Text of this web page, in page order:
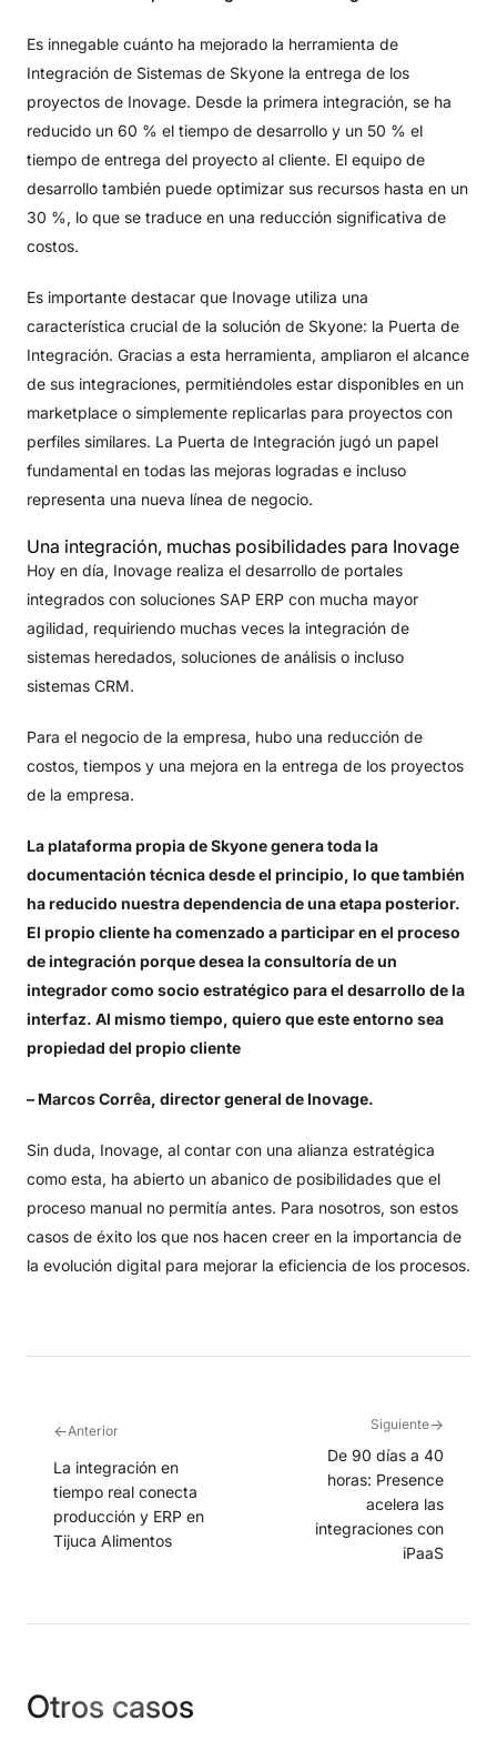
Es innegable cuánto ha mejorado la herramienta de
Integración de Sistemas de Skyone la entrega de los
proyectos de Inovage. Desde la primera integración, se ha
reducido un 60 % el tiempo de desarrollo y un 50 % el
tiempo de entrega del proyecto al cliente. El equipo de
desarrollo también puede optimizar sus recursos hasta en un
30 %, lo que se traduce en una reducción significativa de
costos.
Es importante destacar que Inovage utiliza una
característica crucial de la solución de Skyone: la Puerta de
Integración. Gracias a esta herramienta, ampliaron el alcance
de sus integraciones, permitiéndoles estar disponibles en un
marketplace o simplemente replicarlas para proyectos con
perfiles similares. La Puerta de Integración jugó un papel
fundamental en todas las mejoras logradas e incluso
representa una nueva línea de negocio.
Una integración, muchas posibilidades para Inovage
Hoy en día, Inovage realiza el desarrollo de portales
integrados con soluciones SAP ERP con mucha mayor
agilidad, requiriendo muchas veces la integración de
sistemas heredados, soluciones de análisis o incluso
sistemas CRM.
Para el negocio de la empresa, hubo una reducción de
costos, tiempos y una mejora en la entrega de los proyectos
de la empresa.
La plataforma propia de Skyone genera toda la
documentación técnica desde el principio, lo que también
ha reducido nuestra dependencia de una etapa posterior.
El propio cliente ha comenzado a participar en el proceso
de integración porque desea la consultoría de un
integrador como socio estratégico para el desarrollo de la
interfaz. Al mismo tiempo, quiero que este entorno sea
propiedad del propio cliente
– Marcos Corrêa, director general de Inovage.
Sin duda, Inovage, al contar con una alianza estratégica
como esta, ha abierto un abanico de posibilidades que el
proceso manual no permitía antes. Para nosotros, son estos
casos de éxito los que nos hacen creer en la importancia de
la evolución digital para mejorar la eficiencia de los procesos.
←Anterior
La integración en
tiempo real conecta
producción y ERP en
Tijuca Alimentos
Siguiente→
De 90 días a 40
horas: Presence
acelera las
integraciones con
iPaaS
Otros casos